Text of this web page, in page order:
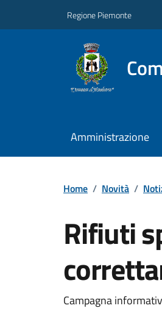
Regione Piemonte
Amministrazione
Home / Novità /
Rifiuti
Campagna